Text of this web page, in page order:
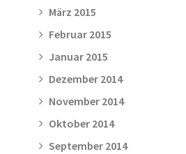
März 2015
Februar 2015
Januar 2015
Dezember 2014
November 2014
Oktober 2014
September 2014